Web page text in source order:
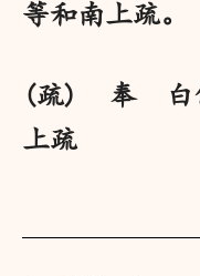
等和南上疏。
(疏) 奉 白
上疏